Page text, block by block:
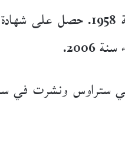
كاتب وناقد وأكاديمي تونسي، من